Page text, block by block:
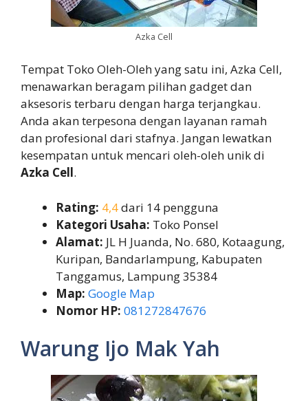
Azka Cell
Tempat Toko Oleh-Oleh yang satu ini, Azka Cell,
menawarkan beragam pilihan gadget dan
aksesoris terbaru dengan harga terjangkau.
Anda akan terpesona dengan layanan ramah
dan profesional dari stafnya. Jangan lewatkan
kesempatan untuk mencari oleh-oleh unik di
Azka Cell.
Rating: 4,4dari 14 pengguna
Kategori Usaha: Toko Ponsel
Alamat: JL H Juanda, No. 680, Kotaagung,
Kuripan, Bandarlampung, Kabupaten
Tanggamus, Lampung 35384
Map: Google Map
Nomor HP: 081272847676
Warung Ijo Mak Yah